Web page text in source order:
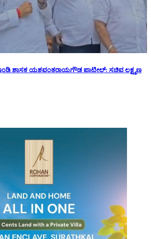
ಶಾಸಕ ಯಶವಂತರಾಯಗೌಡ ಪಾಟೀಲ್: ಸಚಿವ ಲಕ್ಷ್ಮಣ